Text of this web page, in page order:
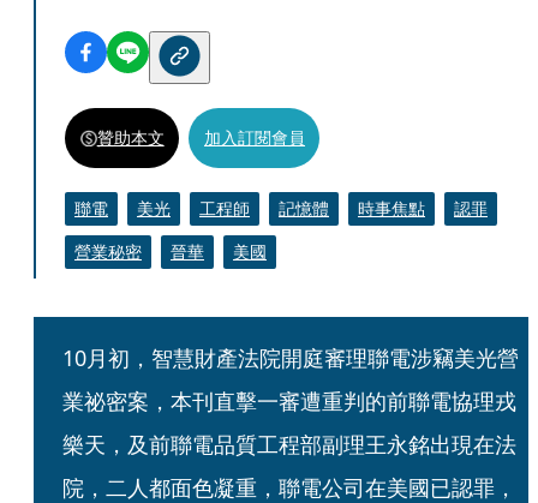
贊助本文 加入訂閱會員
聯電 美光 工程師 記憶體 時事焦點
認罪
營業秘密
晉華 美國
10月初，智慧財產法院開庭審理聯電涉竊美光營
業祕密案，本刊直擊一審遭重判的前聯電協理戎
樂天，及前聯電品質工程部副理王永銘出現在法
院，二人都面色凝重，聯電公司在美國已認罪，